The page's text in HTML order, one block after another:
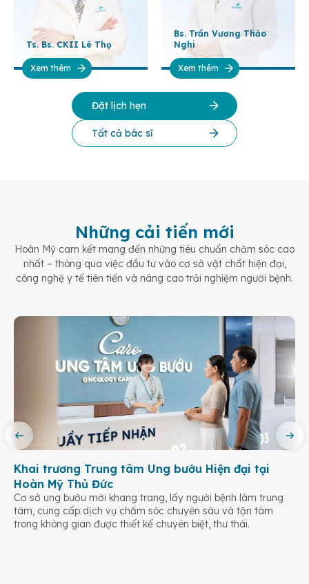
Ts. Bs. CKII Lê Thọ
Xem thêm
Bs. Trần Vương Thảo
Nghi
Xem thêm
Đặt lịch hẹn
Tất cả bác sĩ
Những cải tiến mới
Hoàn Mỹ cam kết mang đến những tiêu chuẩn chăm sóc cao
nhất – thông qua việc đầu tư vào cơ sở vật chất hiện đại,
công nghệ y tế tiên tiến và nâng cao trải nghiệm người bệnh.
Khai trương Trung tâm Ung bướu Hiện đại tại
Hoàn Mỹ Thủ Đức
Cơ sở ung bướu mới khang trang, lấy người bệnh làm trung
tâm, cung cấp dịch vụ chăm sóc chuyên sâu và tận tâm
trong không gian được thiết kế chuyên biệt, thư thái.